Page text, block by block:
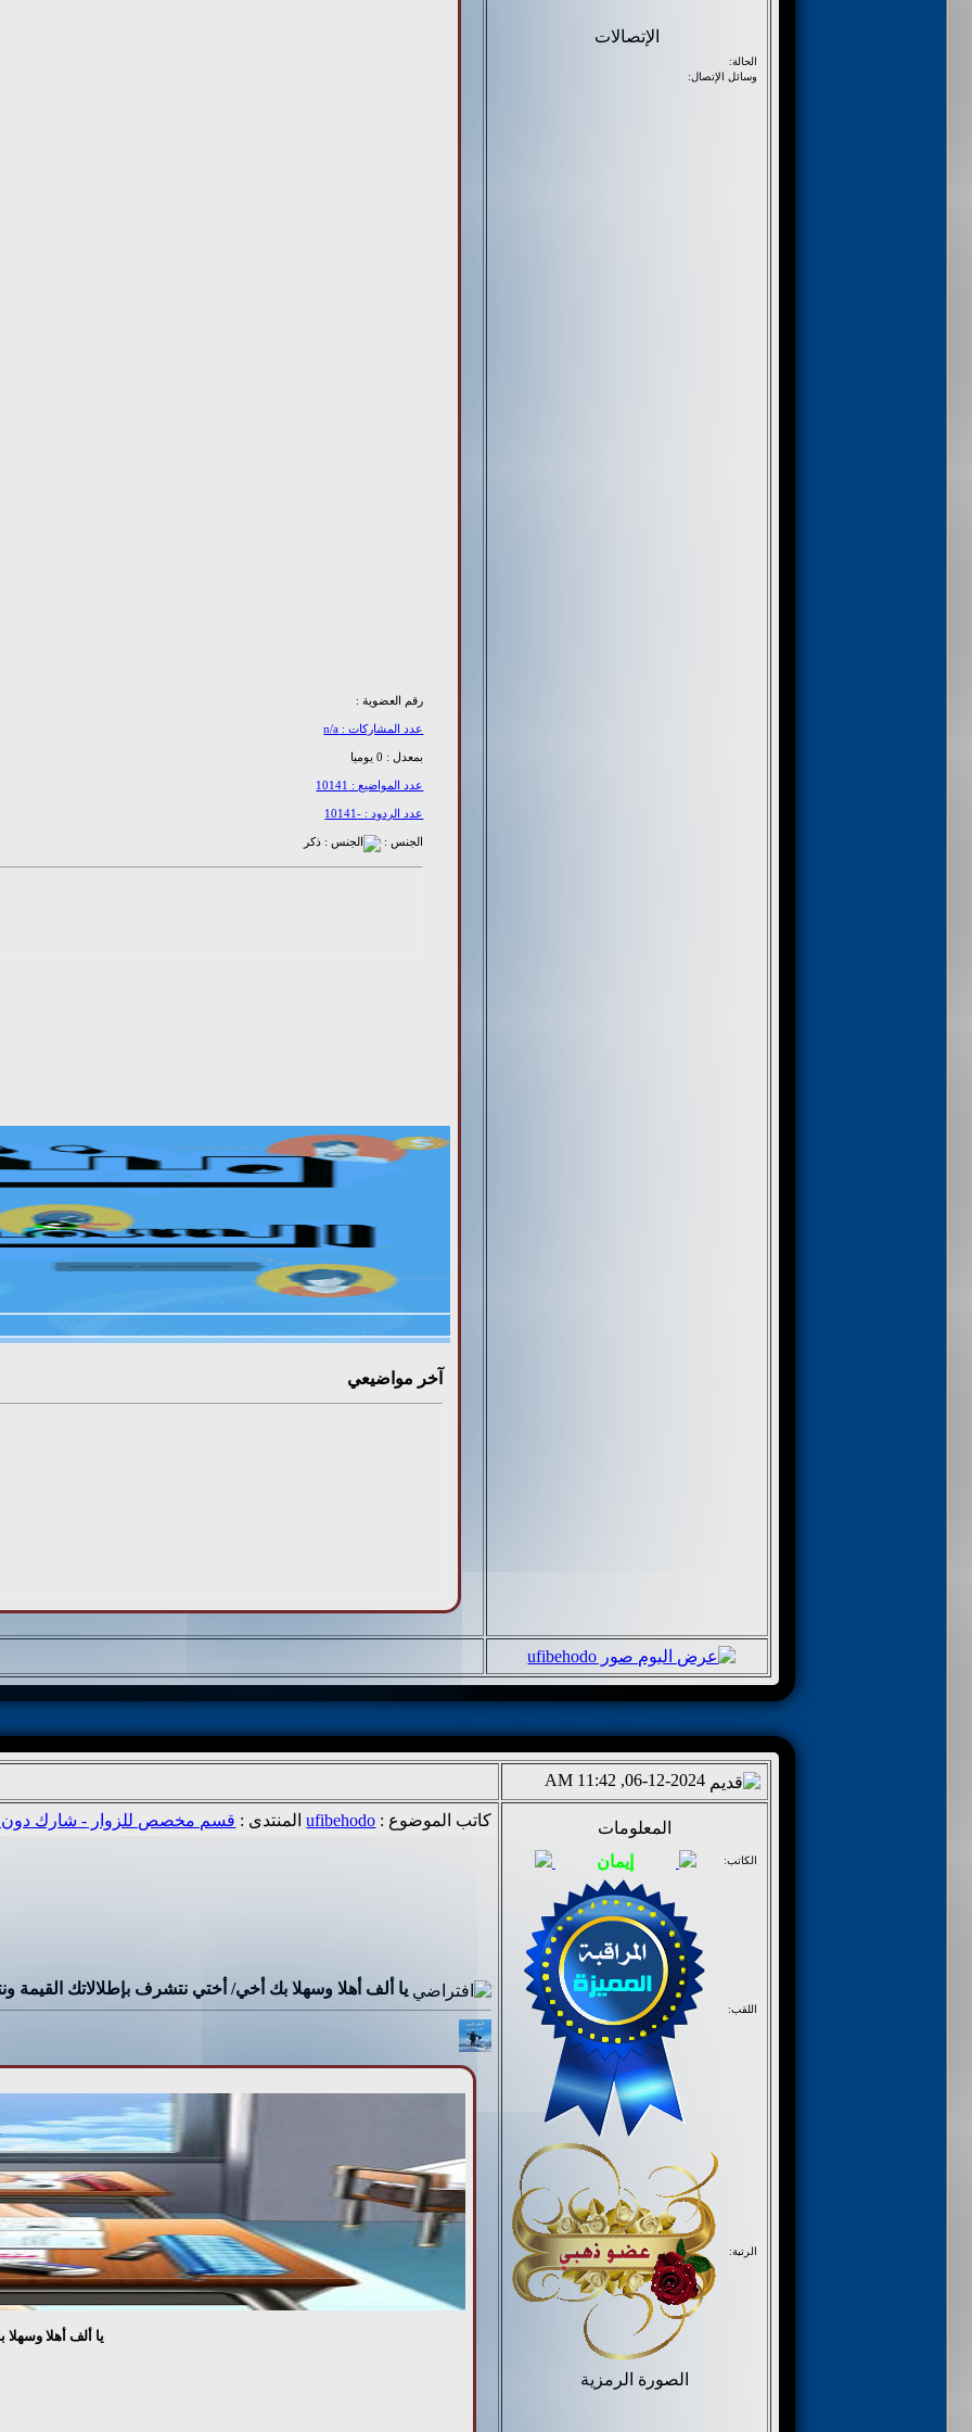
الإتصالات
الحالة:
وسائل الإتصال:
رقم العضوية :
عدد المشاركات : n/a
بمعدل : 0 يوميا
عدد المواضيع : 10141
عدد الردود : -10141
الجنس :
خر مواضيعي
المعلومات
الكاتب:
اللقب:
الرتبة:
الصورة الرمزية
كاتب الموضوع : ufibehodo المنتدى : قسم مخصص للزوار - شارك دون تسجيل
يا ألف أهلا وسهلا بك أخي/ أختي نتشرف بإطلالاتك القيمة
يا ألف أهلا